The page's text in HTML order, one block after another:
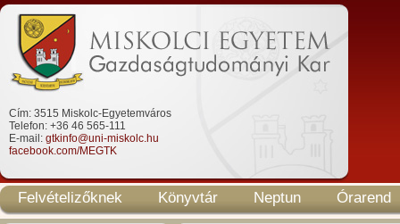
Cím: 3515 Miskolc-Egyetemváros
Telefon: +36 46 565-111
E-mail: gtkinfo@uni-miskolc.hu
facebook.com/MEGTK
Felvételizőknek Könyvtár Neptun Órarend